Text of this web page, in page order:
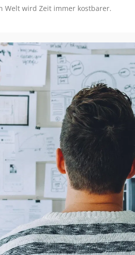
Welt wird Zeit immer kostbarer.